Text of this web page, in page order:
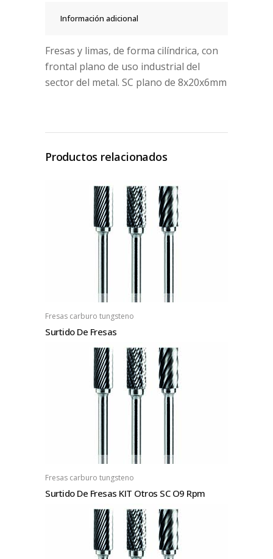
Información adicional
Fresas y limas, de forma cilíndrica, con
frontal plano de uso industrial del
sector del metal. SC plano de 8x20x6mm
Productos relacionados
Fresas carburo tungsteno
Surtido De Fresas
Fresas carburo tungsteno
Surtido De Fresas KIT Otros SC O9 Rpm